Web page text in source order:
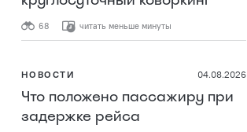
68 читать меньше минуты
НОВОСТИ 04.08.2026
Что положено пассажиру при
задержке рейса